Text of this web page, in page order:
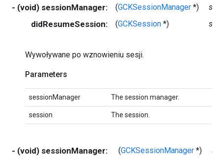
- (void) sessionManager: (GCKSessionManager *)
didResumeSession: (GCKSession *)
Wywoływane po wznowieniu sesji.
Parameters
sessionManager The session manager.
session The session.
- (void) sessionManager: (GCKSessionManager *)